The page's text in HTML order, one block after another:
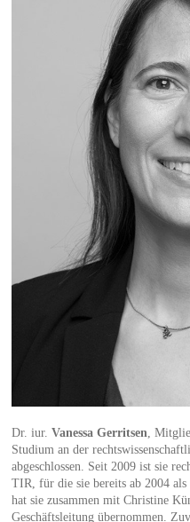
Dr. iur. Vanessa Gerritsen,
Studium an der
abgeschlossen. Seit 2009 ist sie
TIR, für die sie bereits ab 2004
hat sie zusammen mit Christine
Geschäftsleitung übernommen.